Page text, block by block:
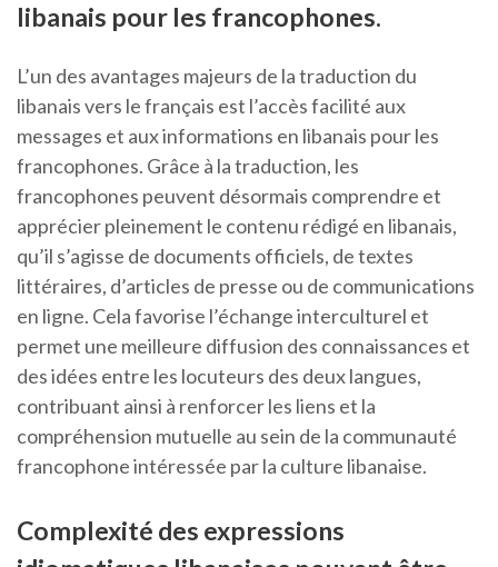
libanais pour les francophones.
L’un des avantages majeurs de la traduction du
libanais vers le français est l’accès facilité aux
messages et aux informations en libanais pour les
francophones. Grâce à la traduction, les
francophones peuvent désormais comprendre et
apprécier pleinement le contenu rédigé en libanais,
qu’il s’agisse de documents officiels, de textes
littéraires, d’articles de presse ou de communications
en ligne. Cela favorise l’échange interculturel et
permet une meilleure diffusion des connaissances et
des idées entre les locuteurs des deux langues,
contribuant ainsi à renforcer les liens et la
compréhension mutuelle au sein de la communauté
francophone intéressée par la culture libanaise.
Complexité des expressions